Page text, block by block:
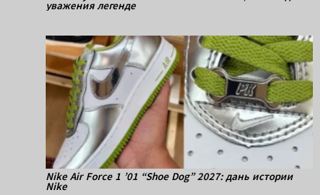
уважения легенде
Nike Air Force 1 ’01 “Shoe Dog” 2027: дань истории
Nike